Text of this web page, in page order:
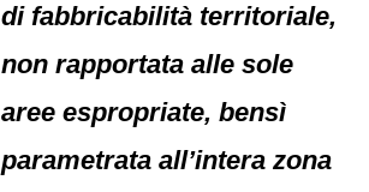
di fabbricabilità territoriale,
non rapportata alle sole
aree espropriate, bensì
parametrata all’intera zona